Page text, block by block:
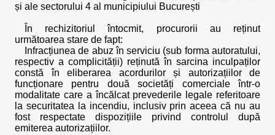
și ale sectorului 4 al municipiului București
În rechizitoriul întocmit, procurorii au reținut
următoarea stare de fapt:
Infracțiunea de abuz în serviciu (sub forma autoratului,
respectiv a complicității) reținută în sarcina inculpaților
constă în eliberarea acordurilor și autorizațiilor de
funcționare pentru două societăți comerciale într-o
modalitate care a încălcat prevederile legale referitoare
la securitatea la incendiu, inclusiv prin aceea că nu au
fost respectate dispozițiile privind controlul după
emiterea autorizațiilor.